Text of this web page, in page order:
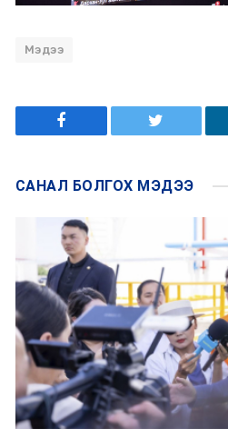
Мэдээ
САНАЛ БОЛГОХ МЭДЭЭ